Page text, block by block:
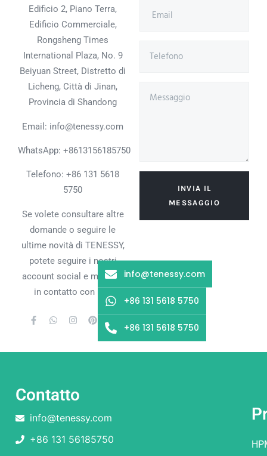
Edificio 2, Piano Terra,
Edificio Commerciale,
Rongsheng Times
International Plaza, No. 9
Beiyuan Street, Distretto di
Licheng, Città di Jinan,
Provincia di Shandong
Email: info@tenessy.com
WhatsApp: +8613156185750
Telefono: +86 131 5618
5750
Se volete consultare altre
domande o seguire le
ultime novità di TENESSY,
potete seguire i nostri
account social e mettervi
in contatto con noi.
INVIA IL
MESSAGGIO
Contatto
info@tenessy.com
+86 131 56185750
info@tenessy.com
+86 131 5618 5750
+86 131 5618 5750